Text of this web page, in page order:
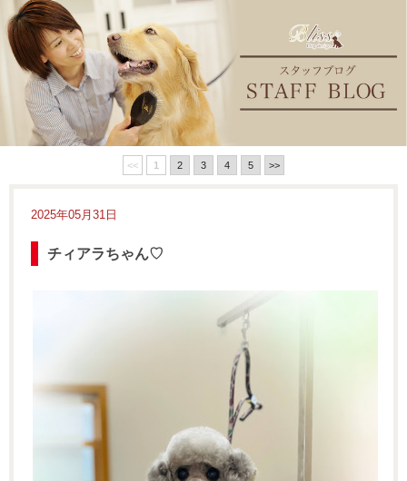
<< 1 2 3 4 5 >>
2025年05月31日
チィアラちゃん♡